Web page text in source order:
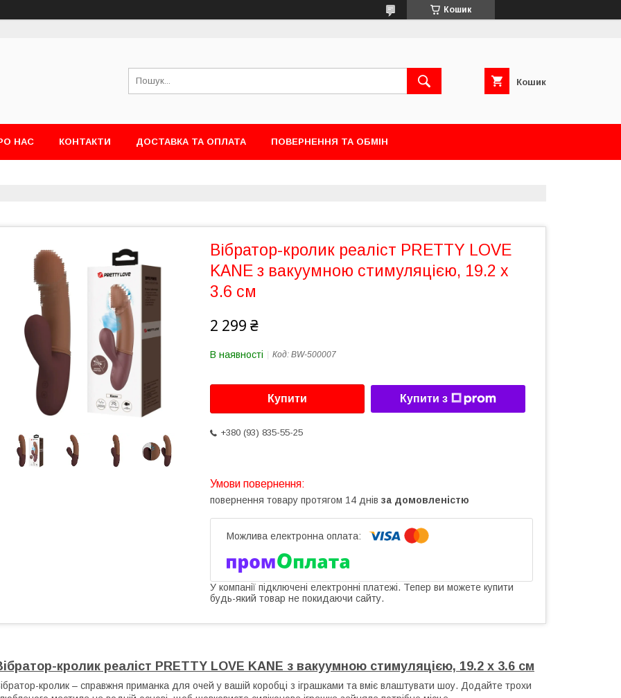
Кошик
Кошик
НАС КОНТАКТИ ДОСТАВКА ТА ОПЛАТА ПОВЕРНЕННЯ ТА ОБМІН
Вібратор-кролик реаліст PRETTY LOVE
KANE з вакуумною стимуляцією, 19.2 х
3.6 см
2 299 ₴
В наявності Код: BW-500007
Купити Купити з
+380 (93) 835-55-25
повернення товару протягом 14 днів за домовленістю
У компанії підключені електронні платежі. Тепер ви можете купити
будь-який товар не покидаючи сайту.
кролик реаліст PRETTY LOVE KANE з вакуумною стимуляцією, 19.2 х 3.6 см
кролик – справжня приманка для очей у вашій коробці з іграшками та вміє влаштувати шоу. Додайте трохи